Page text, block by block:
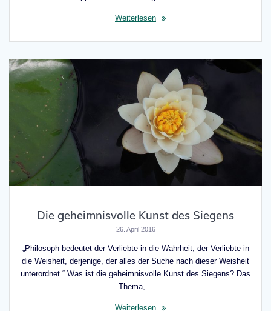
Weiterlesen
Die geheimnisvolle Kunst des Siegens
26. April 2016
„Philosoph bedeutet der Verliebte in die Wahrheit, der Verliebte in
die Weisheit, derjenige, der alles der Suche nach dieser Weisheit
unterordnet.“ Was ist die geheimnisvolle Kunst des Siegens? Das
Thema,…
Weiterlesen